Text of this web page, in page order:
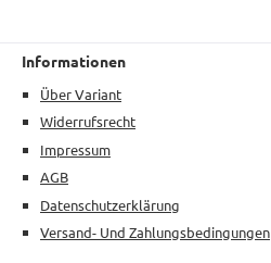
Informationen
Über Variant
Widerrufsrecht
Impressum
AGB
Datenschutzerklärung
Versand- Und Zahlungsbedingungen